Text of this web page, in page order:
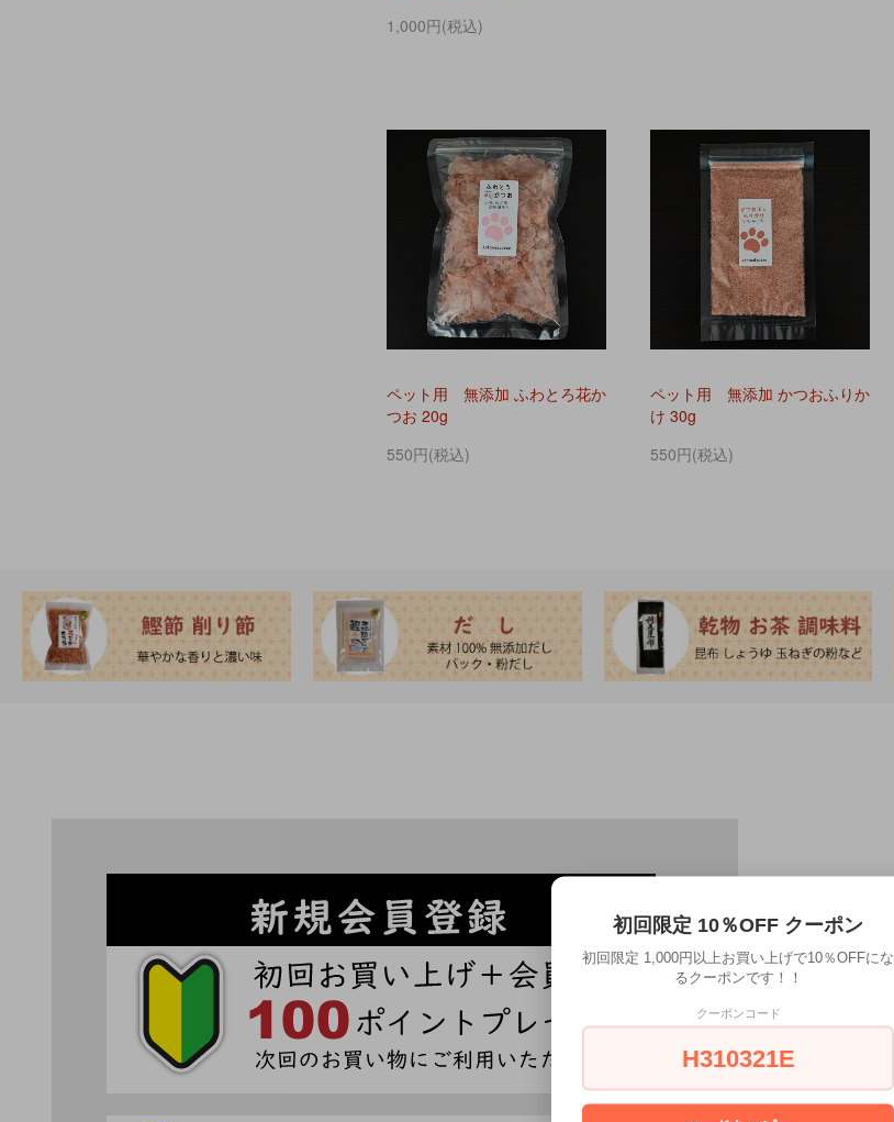
1,000円(税込)
ペット用 無添加 ふわとろ花か
つお 20g
550円(税込)
ペット用 無添加 かつおふりか
け 30g
550円(税込)
初回限定 10％OFF クーポン
初回限定 1,000円以上お買い上げで10％OFFにな
るクーポンです！！
クーポンコード
H310321E